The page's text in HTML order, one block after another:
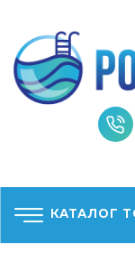
КАТАЛОГ